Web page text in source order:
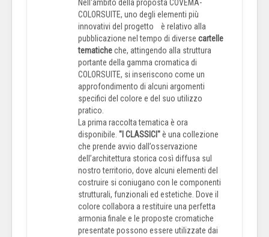
Nell'ambito della proposta COVEMA-
COLORSUITE, uno degli elementi più
innovativi del progetto è relativo alla
pubblicazione nel tempo di diverse cartelle
tematicheche, attingendo alla struttura
portante della gamma cromatica di
COLORSUITE, si inseriscono come un
approfondimento di alcuni argomenti
specifici del colore e del suo utilizzo
pratico.
La prima raccolta tematica è ora
disponibile. "I CLASSICI"è una collezione
che prende avvio dall’osservazione
dell’architettura storica così diffusa sul
nostro territorio, dove alcuni elementi del
costruire si coniugano con le componenti
strutturali, funzionali ed estetiche. Dove il
colore collabora a restituire una perfetta
armonia finale e le proposte cromatiche
presentate possono essere utilizzate dai